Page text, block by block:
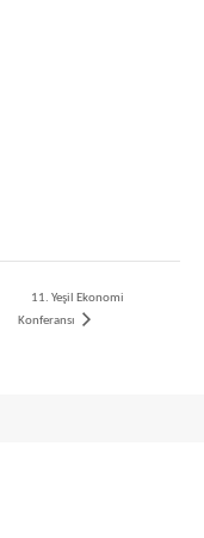
11. Yeşil Ekonomi
Konferansı